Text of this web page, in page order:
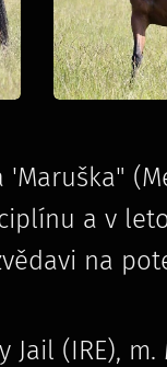
a v
na
(IRE), m.